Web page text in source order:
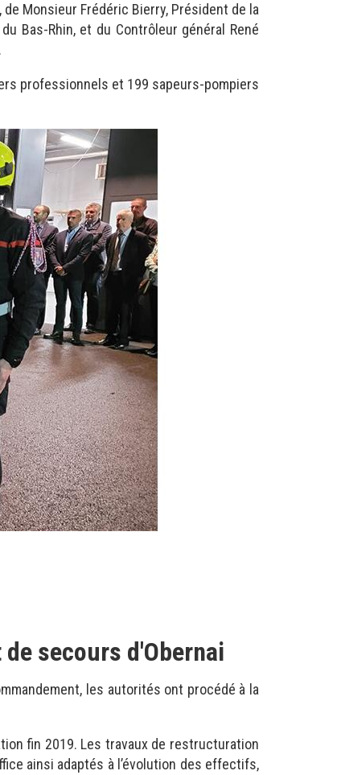
Monsieur Frédéric Bierry, Président de la
Bas-Rhin, et du Contrôleur général René
professionnels et 199 sapeurs-pompiers
secours d'Obernai
les autorités ont procédé à la
fin 2019. Les travaux de restructuration
ainsi adaptés à l’évolution des effectifs,